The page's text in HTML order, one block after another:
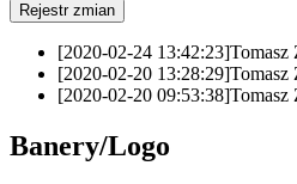
Rejestr zmian
[2020-02-24 13:42:23]Tomasz
[2020-02-20 13:28:29]Tomasz
[2020-02-20 09:53:38]Tomasz
Banery/Logo